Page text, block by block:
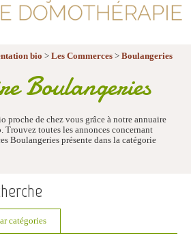
bio > Les Commerces > Boulangeries
Boulangeries
proche de chez vous grâce à notre annuaire
toutes les annonces concernant
Boulangeries présente dans la catégorie
catégories